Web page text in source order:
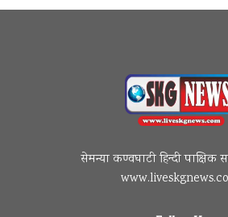
सेमन्या कण्वघाटी हिन्दी पाक्षिक